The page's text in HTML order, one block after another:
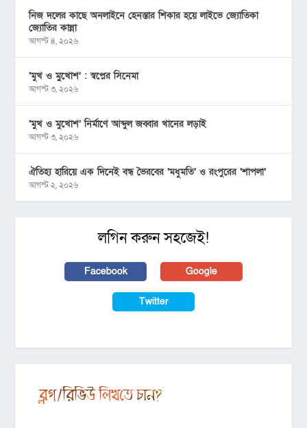
নিজ দলের কাছে অনলাইনে হেনস্তার শিকার হয়ে লাইভে জ্যোতিকা
জ্যোতির কান্না
আগস্ট ৪, ২০২৬
‘মুখ ও মু্খোশ’ : স্বপ্নের সিনেমা
আগস্ট ৩, ২০২৬
‘মুখ ও মুখোশ’ নির্মাণে আব্দুল জব্বার খানের লড়াই
আগস্ট ৩, ২০২৬
ঐতিহ্য হারিয়ে এক দিনেই বন্ধ ভৈরবের ‘মধুমতি’ ও রংপুরের ‘শাপলা’
আগস্ট ২, ২০২৬
লগিন করুন সহজেই!
Facebook Google
Twitter